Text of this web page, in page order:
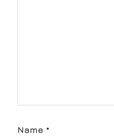
Name *